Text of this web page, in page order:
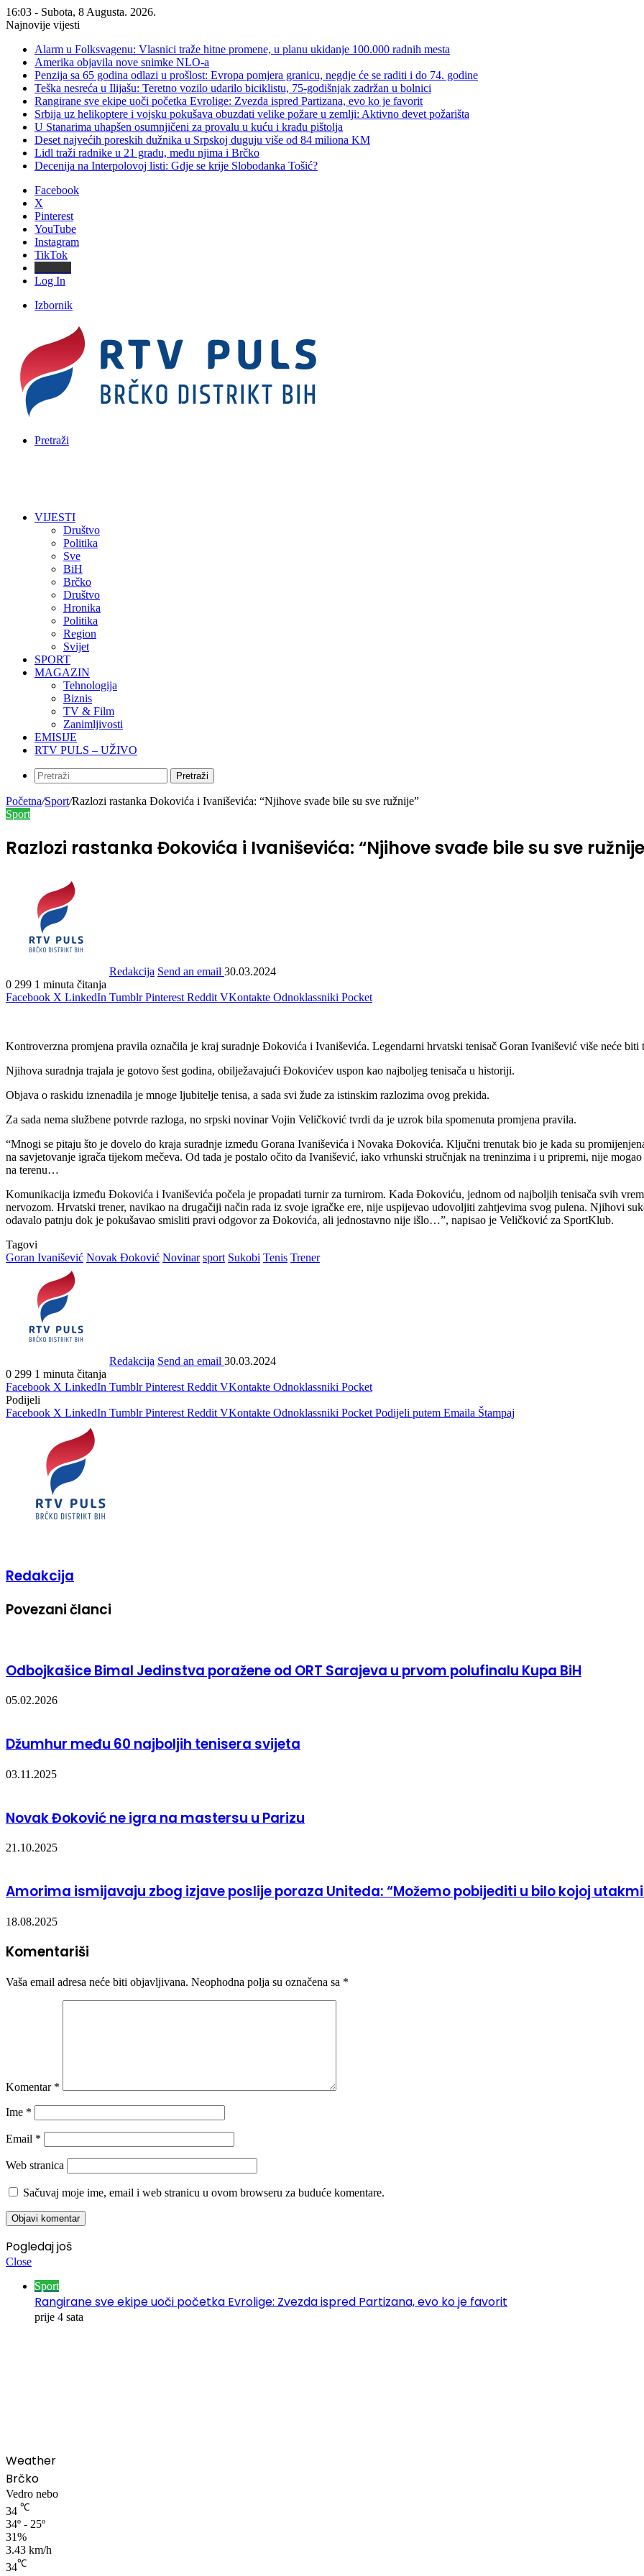
16:03 - Subota, 8 Augusta. 2026.
Najnovije vijesti
Alarm u Folksvagenu: Vlasnici traže hitne promene, u planu ukidanje 100.000 radnih mesta
Amerika objavila nove snimke NLO-a
Penzija sa 65 godina odlazi u prošlost: Evropa pomjera granicu, negdje će se raditi i do 74. godine
Teška nesreća u Ilijašu: Teretno vozilo udarilo biciklistu, 75-godišnjak zadržan u bolnici
Rangirane sve ekipe uoči početka Evrolige: Zvezda ispred Partizana, evo ko je favorit
Srbija uz helikoptere i vojsku pokušava obuzdati velike požare u zemlji: Aktivno devet požarišta
U Stanarima uhapšen osumnjičeni za provalu u kuću i krađu pištolja
Deset najvećih poreskih dužnika u Srpskoj duguju više od 84 miliona KM
Lidl traži radnike u 21 gradu, među njima i Brčko
Decenija na Interpolovoj listi: Gdje se krije Slobodanka Tošić?
Facebook
X
Pinterest
YouTube
Instagram
TikTok
Log In
Izbornik
Pretraži
VIJESTI
Društvo
Politika
Sve
BiH
Brčko
Društvo
Hronika
Politika
Region
Svijet
SPORT
MAGAZIN
Tehnologija
Biznis
TV & Film
Zanimljivosti
EMISIJE
RTV PULS – UŽIVO
Pretraži
Početna/Sport/Razlozi rastanka Đokovića i Ivaniševića: “Njihove svađe bile su sve ružnije”
Sport
Razlozi rastanka Đokovića i Ivaniševića: “Njihove svađe bile su sve
Redakcija Send an email 30.03.2024
0 299 1 minuta čitanja
Facebook X LinkedIn Tumblr Pinterest Reddit VKontakte Odnoklassniki Pocket
Kontroverzna promjena pravila označila je kraj suradnje Đokovića i Ivaniševića. Legendarni hrvatski tenisač Goran Ivanišević više neće
Njihova suradnja trajala je gotovo šest godina, obilježavajući Đokovićev uspon kao najboljeg tenisača u historiji.
Objava o raskidu iznenadila je mnoge ljubitelje tenisa, a sada svi žude za istinskim razlozima ovog prekida.
Za sada nema službene potvrde razloga, no srpski novinar Vojin Veličković tvrdi da je uzrok bila spomenuta promjena pravila.
“Mnogi se pitaju što je dovelo do kraja suradnje između Gorana Ivaniševića i Novaka Đokovića. Ključni trenutak bio je kada su
na savjetovanje igrača tijekom mečeva. Od tada je postalo očito da Ivanišević, iako vrhunski stručnjak na treninzima i u pripremi, nije
na terenu…
Komunikacija između Đokovića i Ivaniševića počela je propadati turnir za turnirom. Kada Đokoviću, jednom od najboljih tenisača svih
nervozom. Hrvatski trener, navikao na drugačiji način rada iz svoje igračke ere, nije uspijevao udovoljiti zahtjevima svog pulena. Njihovi
odavalo patnju dok je pokušavao smisliti pravi odgovor za Đokovića, ali jednostavno nije išlo…”, napisao je Veličković za SportKlub.
Tagovi
Goran Ivanišević Novak Đoković Novinar sport Sukobi Tenis Trener
Redakcija Send an email 30.03.2024
0 299 1 minuta čitanja
Facebook X LinkedIn Tumblr Pinterest Reddit VKontakte Odnoklassniki Pocket
Podijeli
Facebook X LinkedIn Tumblr Pinterest Reddit VKontakte Odnoklassniki Pocket Podijeli putem Emaila Štampaj
Redakcija
Povezani članci
Odbojkašice Bimal Jedinstva poražene od ORT Sarajeva u prvom polufinalu Kupa BiH
05.02.2026
Džumhur među 60 najboljih tenisera svijeta
03.11.2025
Novak Đoković ne igra na mastersu u Parizu
21.10.2025
Amorima ismijavaju zbog izjave poslije poraza Uniteda: “Možemo pobijediti u bilo kojoj
18.08.2025
Komentariši
Vaša email adresa neće biti objavljivana. Neophodna polja su označena sa *
Komentar *
Ime *
Email *
Web stranica
Sačuvaj moje ime, email i web stranicu u ovom browseru za buduće komentare.
Pogledaj još
Close
Sport
Rangirane sve ekipe uoči početka Evrolige: Zvezda ispred Partizana, evo ko je favorit
prije 4 sata
Weather
Brčko
Vedro nebo
34 ℃
34º - 25º
31%
3.43 km/h
34℃